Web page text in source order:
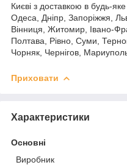
Києві з доставкою в будь-
Одеса, Дніпр, Запоріжжя,
Вінниця, Житомир, Івано-
Полтава, Рівно, Суми,
Чорняк, Чернігов,
Приховати
Характеристики
Основні
Виробник